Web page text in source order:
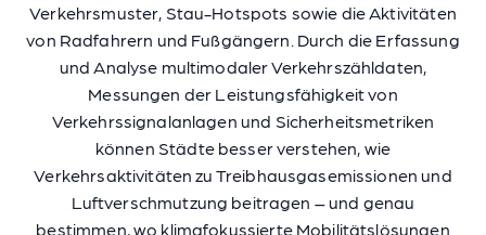
Verkehrsmuster, Stau-Hotspots sowie die Aktivitäten
von Radfahrern und Fußgängern. Durch die Erfassung
und Analyse multimodaler Verkehrszähldaten,
Messungen der Leistungsfähigkeit von
Verkehrssignalanlagen und Sicherheitsmetriken
können Städte besser verstehen, wie
Verkehrsaktivitäten zu Treibhausgasemissionen und
Luftverschmutzung beitragen – und genau
bestimmen, wo klimafokussierte Mobilitätslösungen